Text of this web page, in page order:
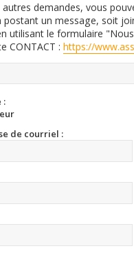
demandes, vous
postant un message, soit
utilisant le formulaire
CONTACT : https://
:
de courriel :